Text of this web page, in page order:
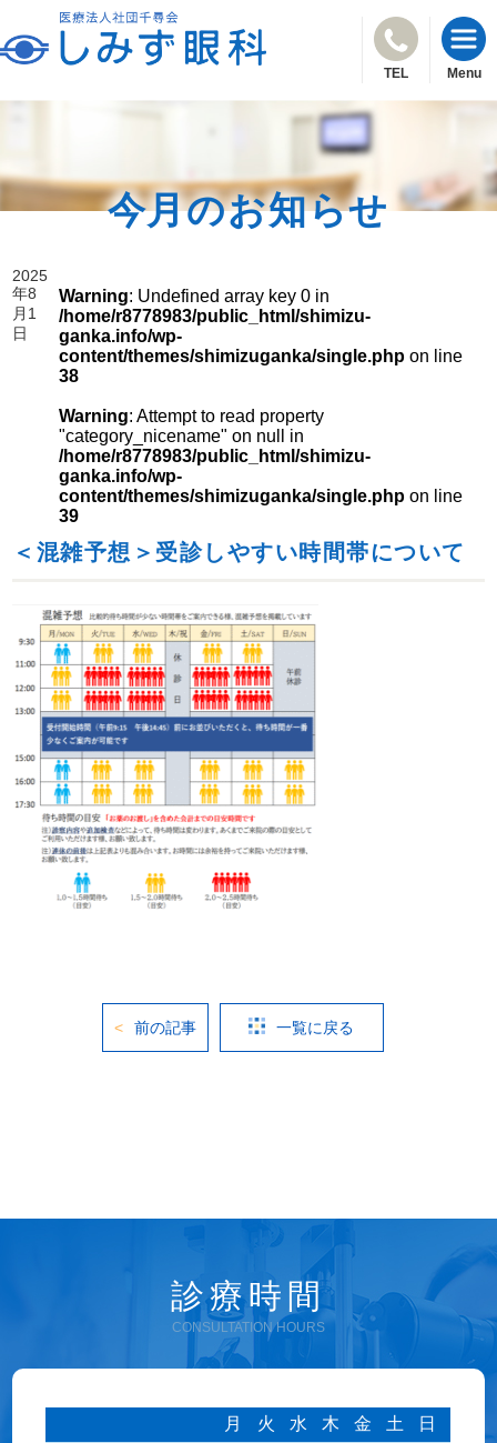
TEL Menu
今月のお知らせ
2025
年8
月1
日
Warning: Undefined array key 0 in
/home/r8778983/public_html/shimizu-
ganka.info/wp-
content/themes/shimizuganka/single.php on line
38
Warning: Attempt to read property
"category_nicename" on null in
/home/r8778983/public_html/shimizu-
ganka.info/wp-
content/themes/shimizuganka/single.php on line
39
＜混雑予想＞受診しやすい時間帯について
前の記事 一覧に戻る
診療時間
CONSULTATION HOURS
月 火 水 木 金 土
日